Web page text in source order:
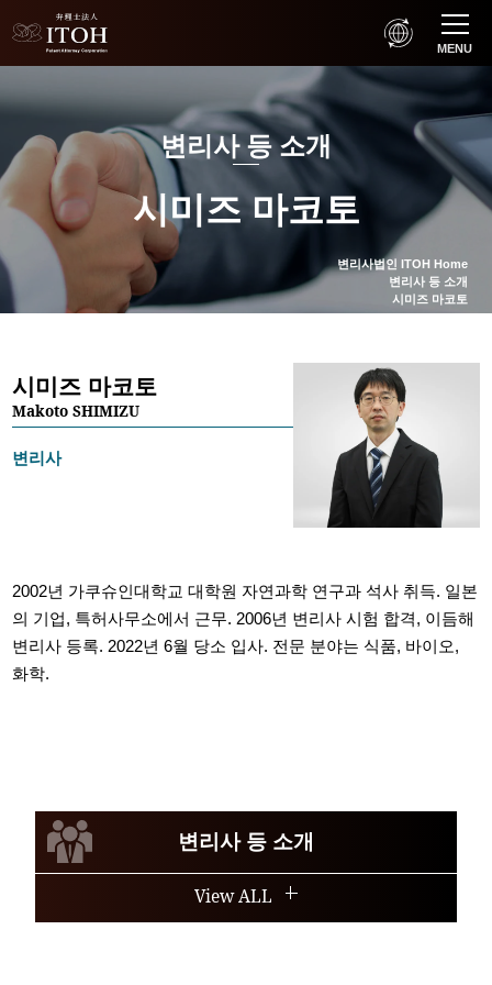
MENU
시미즈 마코토
변리사 등 소개
변리사법인 ITOH Home
변리사 등 소개
시미즈 마코토
시미즈 마코토
Makoto SHIMIZU
변리사
2002년 가쿠슈인대학교 대학원 자연과학 연구과 석사 취득. 일본
의 기업, 특허사무소에서 근무. 2006년 변리사 시험 합격, 이듬해
변리사 등록. 2022년 6월 당소 입사. 전문 분야는 식품, 바이오,
화학.
변리사 등 소개
View ALL